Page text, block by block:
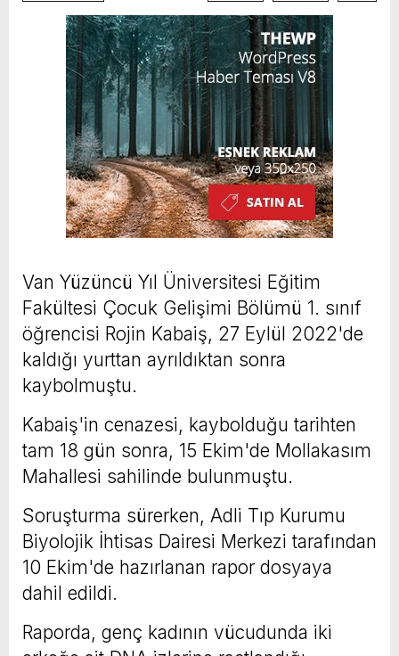
Van Yüzüncü Yıl Üniversitesi Eğitim
Fakültesi Çocuk Gelişimi Bölümü 1. sınıf
öğrencisi Rojin Kabaiş, 27 Eylül 2022'de
kaldığı yurttan ayrıldıktan sonra
kaybolmuştu.
Kabaiş'in cenazesi, kaybolduğu tarihten
tam 18 gün sonra, 15 Ekim'de Mollakasım
Mahallesi sahilinde bulunmuştu.
Soruşturma sürerken, Adli Tıp Kurumu
Biyolojik İhtisas Dairesi Merkezi tarafından
10 Ekim'de hazırlanan rapor dosyaya
dahil edildi.
Raporda, genç kadının vücudunda iki